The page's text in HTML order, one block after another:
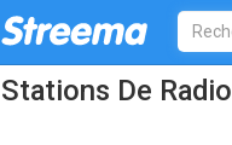
Stations De